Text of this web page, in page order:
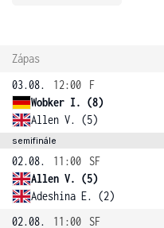
Zápas
03.08.
12:00
F
Wobker I. (8)
Allen V. (5)
semifinále
02.08. 11:00
SF
Allen V. (5)
Adeshina E. (2)
02.08.
11:00
SF